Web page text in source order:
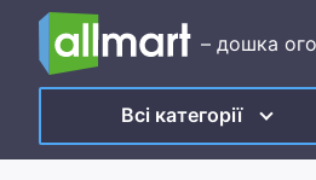
– дошка
Всі категорії